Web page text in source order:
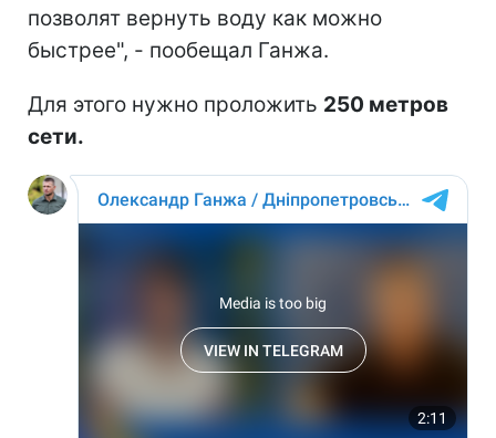
позволят вернуть воду как можно
быстрее", - пообещал Ганжа.
Для этого нужно проложить 250 метров
сети.